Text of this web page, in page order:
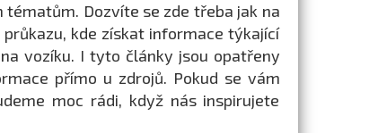
Dozvíte se zde třeba jak na
kde získat informace týkající
vozíku. I tyto články jsou opatřeny
přímo u zdrojů. Pokud se vám
moc rádi, když nás inspirujete